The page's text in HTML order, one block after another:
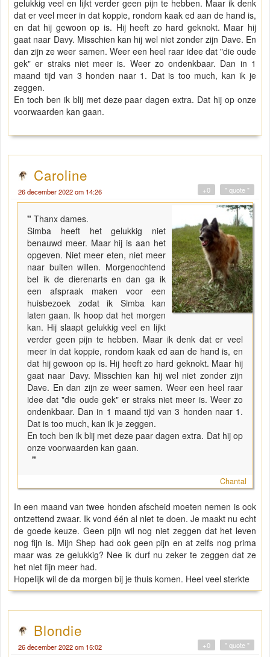
gelukkig veel en lijkt verder geen pijn te hebben. Maar ik denk
dat er veel meer in dat koppie, rondom kaak ed aan de hand is,
en dat hij gewoon op is. Hij heeft zo hard geknokt. Maar hij
gaat naar Davy. Misschien kan hij wel niet zonder zijn Dave. En
dan zijn ze weer samen. Weer een heel raar idee dat "die oude
gek" er straks niet meer is. Weer zo ondenkbaar. Dan in 1
maand tijd van 3 honden naar 1. Dat is too much, kan ik je
zeggen.
En toch ben ik blij met deze paar dagen extra. Dat hij op onze
voorwaarden kan gaan.
Caroline
26 december 2022 om 14:26 " quote "
+0
" Thanx dames.
Simba heeft het gelukkig niet
benauwd meer. Maar hij is aan het
opgeven. Niet meer eten, niet meer
naar buiten willen. Morgenochtend
bel ik de dierenarts en dan ga ik
een afspraak maken voor een
huisbezoek zodat ik Simba kan
laten gaan. Ik hoop dat het morgen
kan. Hij slaapt gelukkig veel en lijkt
verder geen pijn te hebben. Maar ik denk dat er veel
meer in dat koppie, rondom kaak ed aan de hand is, en
dat hij gewoon op is. Hij heeft zo hard geknokt. Maar hij
gaat naar Davy. Misschien kan hij wel niet zonder zijn
Dave. En dan zijn ze weer samen. Weer een heel raar
idee dat "die oude gek" er straks niet meer is. Weer zo
ondenkbaar. Dan in 1 maand tijd van 3 honden naar 1.
Dat is too much, kan ik je zeggen.
En toch ben ik blij met deze paar dagen extra. Dat hij op
onze voorwaarden kan gaan.
"
Chantal
In een maand van twee honden afscheid moeten nemen is ook
ontzettend zwaar. Ik vond één al niet te doen. Je maakt nu echt
de goede keuze. Geen pijn wil nog niet zeggen dat het leven
nog fijn is. Mijn Shep had ook geen pijn en at zelfs nog prima
maar was ze gelukkig? Nee ik durf nu zeker te zeggen dat ze
het niet fijn meer had.
Hopelijk wil de da morgen bij je thuis komen. Heel veel sterkte
Blondie
26 december 2022 om 15:02 " quote "
+0